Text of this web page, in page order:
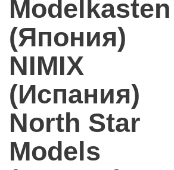
Modelkasten
(Япония)
NIMIX
(Испания)
North Star
Models